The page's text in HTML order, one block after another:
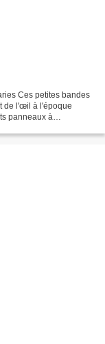
Ces petites bandes
de l'œil à l'époque
panneaux à